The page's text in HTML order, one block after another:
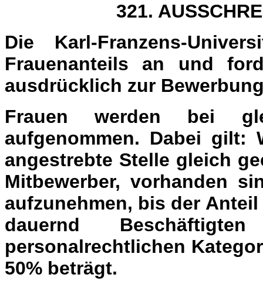
321.
Die Karl-Franzens-
Frauenanteils an und
ausdrücklich zur
Frauen werden bei
aufgenommen. Dabei gilt:
angestrebte Stelle gleich
Mitbewerber, vorhanden
aufzunehmen, bis der
dauernd
personalrechtlichen
50% beträgt.